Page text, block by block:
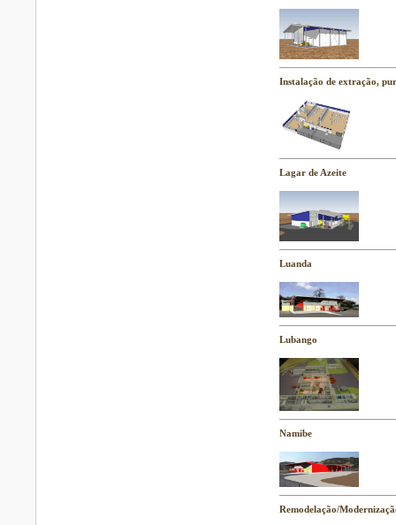
Instalação de extração,
Lagar de Azeite
Luanda
Lubango
Namibe
Remodelação/